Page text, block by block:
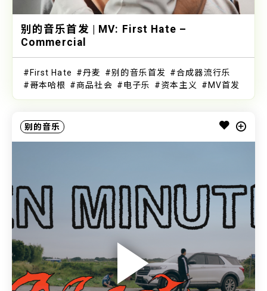
别的音乐首发 | MV: First Hate –
Commercial
First Hate 丹麦 别的音乐首发
合成器流行乐
哥本哈根
商品社会 电子乐 资本主义 MV首发
别的音乐